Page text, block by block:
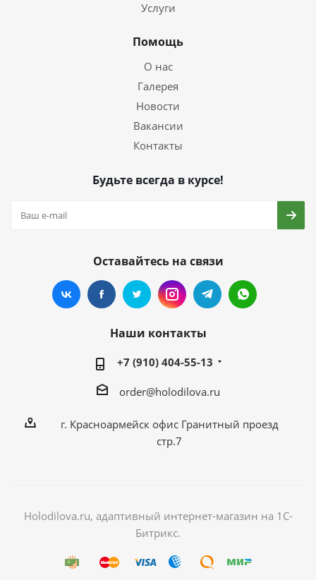
Услуги
Помощь
О нас
Галерея
Новости
Вакансии
Контакты
Будьте всегда в курсе!
Оставайтесь на связи
Наши контакты
+7 (910) 404-55-13
order@holodilova.ru
г. Красноармейск офис Гранитный проезд
стр.7
Holodilova.ru, адаптивный интернет-магазин на 1С-
Битрикс.